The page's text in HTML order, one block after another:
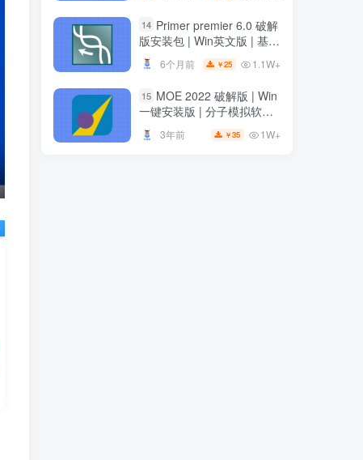
14 Primer premier 6.0 破解
版安装包 | Win英文版 | 基因
分析软件 | 安装教程 | 一键
安装6个月前 ￥25 1.1W+
15 MOE 2022 破解版 | Win
一键安装版 | 分子模拟软件 |
安装教程
3年前 ￥35 1W+
14 Primer premier 6.0 破解
版安装包 | Win英文版 | 基因
分析软件 | 安装教程 | 一键
安装6个月前 ￥25 1.1W+
15 MOE 2022 破解版 | Win
一键安装版 | 分子模拟软件 |
安装教程
3年前 ￥35 1W+